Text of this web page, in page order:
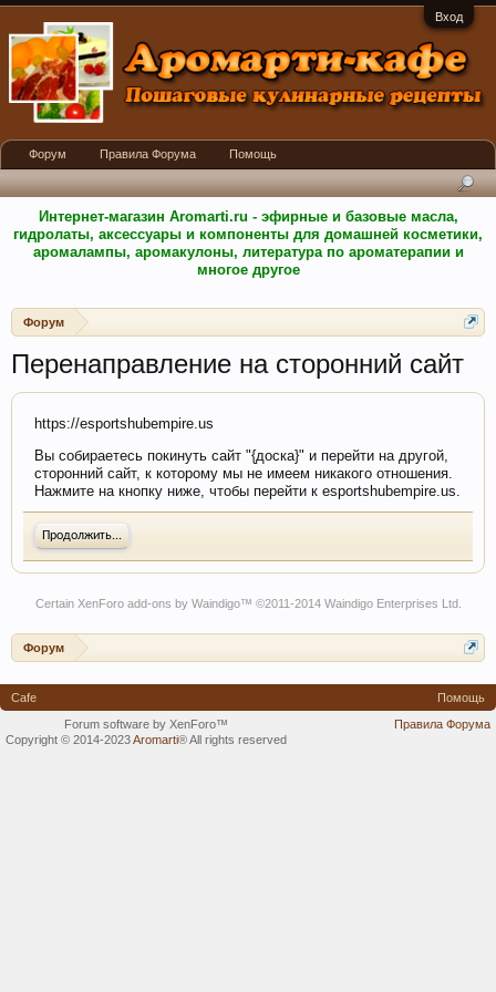
Вход
Интернет-магазин Aromarti.ru - эфирные и базовые масла,
гидролаты, аксессуары и компоненты для домашней косметики,
аромалампы, аромакулоны, литература по ароматерапии и
многое другое
Форум
Перенаправление на сторонний сайт
https://esportshubempire.us
Вы собираетесь покинуть сайт "{доска}" и перейти на другой,
сторонний сайт, к которому мы не имеем никакого отношения.
Нажмите на кнопку ниже, чтобы перейти к esportshubempire.us.
Продолжить...
Certain XenForo add-ons by Waindigo™ ©2011-2014 Waindigo Enterprises Ltd.
Форум
Форум Правила Форума Помощь
Cafe
Помощь
Правила Форума
Forum software by XenForo™
Copyright © 2014-2023Aromarti®All rights reserved